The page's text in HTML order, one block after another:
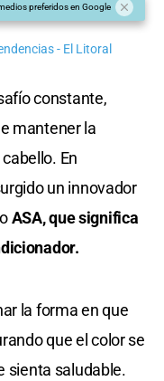
preferidos en Google
- El Litoral
constante,
mantener la
En
un innovador
ASA, que significa
la forma en que
que el color se
sienta saludable.